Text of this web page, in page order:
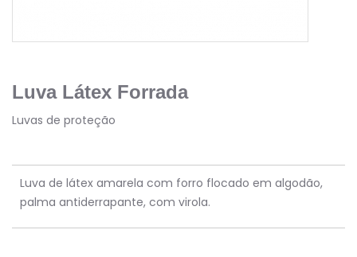
Luva Látex Forrada
Luvas de proteção
Luva de látex amarela com forro flocado em algodão,
palma antiderrapante, com virola.